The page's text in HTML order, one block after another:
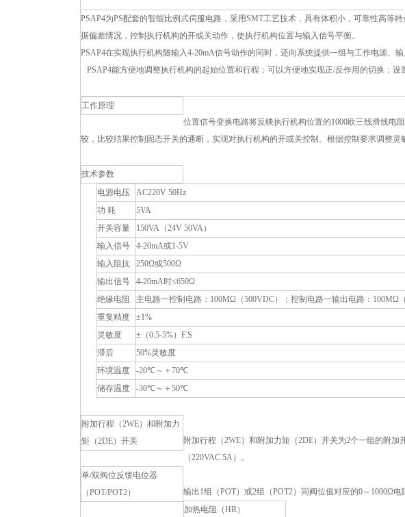
PSAP4为PS配套的智能比例式伺服电路，采用SMT工艺技术，具有体积小，可靠性高等
据偏差情况，控制执行机构的开或关动作，使执行机构位置与输入信号平衡。
PSAP4在实现执行机构随输入4-20mA信号动作的同时，还向系统提供一组与工作电源、输
PSAP4能方便地调整执行机构的起始位置和行程；可以方便地实现正/反作用的切换；
工作原理
位置信号变换电路将反映执行机构位置的1000欧三线滑线电
较，比较结果控制固态开关的通断，实现对执行机构的开或关控制。根据控制要求调整灵
技术参数
电源电压
AC220V 50Hz
功 耗
5VA
开关容量
150VA（24V 50VA）
输入信号
4-20mA或1-5V
输入阻抗
250Ω或500Ω
输出信号
4-20mA时≤650Ω
绝缘电阻
主电路一控制电路：100MΩ（500VDC）；控制电路一输出电路：100MΩ
重复精度
±1%
灵敏度
±（0.5-5%）F.S
滞后
50%灵敏度
环境温度
-20℃～＋70℃
储存温度
-30℃～＋50℃
附加行程（2WE）和附加力
矩（2DE）开关
附加行程（2WE）和附加力矩（2DE）开关为2个一组的附
（220VAC 5A）。
单/双阀位反馈电位器
（POT/POT2）
输出1组（POT）或2组（POT2）同阀位值对应的0～1000Ω
加热电阻（HR）